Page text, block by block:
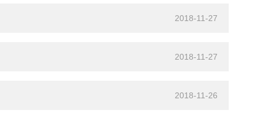
2018-11-27
2018-11-27
2018-11-26